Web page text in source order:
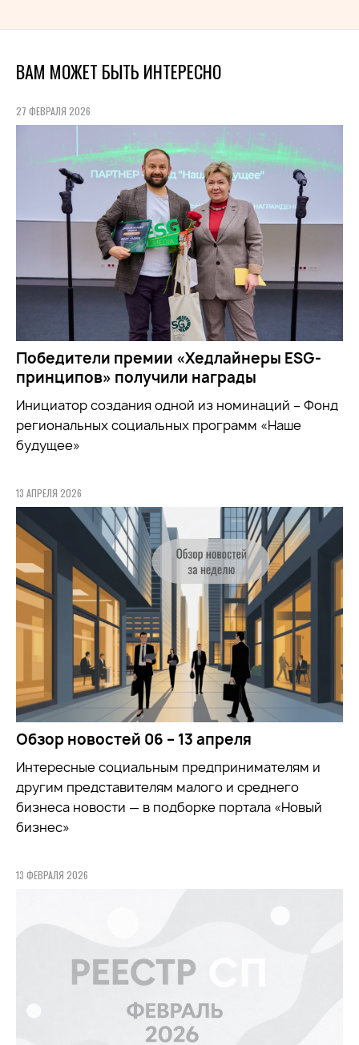
ВАМ МОЖЕТ БЫТЬ ИНТЕРЕСНО
27 ФЕВРАЛЯ 2026
Победители премии «Хедлайнеры ESG-
принципов» получили награды
Инициатор создания одной из номинаций – Фонд
региональных социальных программ «Наше
будущее»
13 АПРЕЛЯ 2026
Обзор новостей 06 – 13 апреля
Интересные социальным предпринимателям и
другим представителям малого и среднего
бизнеса новости — в подборке портала «Новый
бизнес»
13 ФЕВРАЛЯ 2026